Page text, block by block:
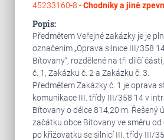
45233160-8 -Chodníky a jiné
Popis:
Předmětem Veřejné zakázky je je
označením „Oprava silnice III/358
Bítovany“, rozdělené na tři dílčí
č. 1, Zakázku č. 2 a Zakázku č. 3.
Předmětem Zakázky č. 1 je oprava
komunikace III. třídy III/358 14 v
Bítovany o délce 814,20 m. Řešený
začátku obce Bítovany ve směru od
po křižovatku se silnicí III. třídy III/